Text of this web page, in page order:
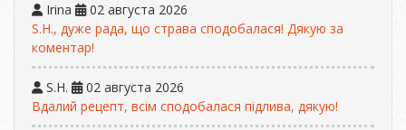
Irina
02 августа 2026
S.H., дуже рада, що страва сподобалася! Дякую за
коментар!
S.H.
02 августа 2026
Вдалий рецепт, всім сподобалася підлива, дякую!